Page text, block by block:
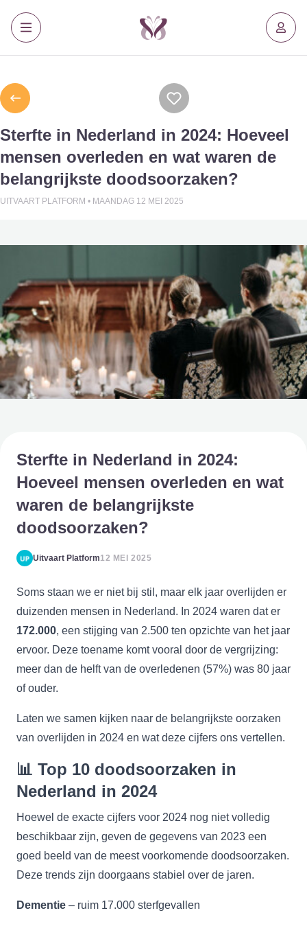
Sterfte in Nederland in 2024: Hoeveel
mensen overleden en wat waren de
belangrijkste doodsoorzaken?
UITVAART PLATFORM • MAANDAG 12 MEI 2025
Sterfte in Nederland in 2024:
Hoeveel mensen overleden en wat
waren de belangrijkste
doodsoorzaken?
Uitvaart Platform12 MEI 2025
Soms staan we er niet bij stil, maar elk jaar overlijden er
duizenden mensen in Nederland. In 2024 waren dat er
172.000, een stijging van 2.500 ten opzichte van het jaar
ervoor. Deze toename komt vooral door de vergrijzing:
meer dan de helft van de overledenen (57%) was 80 jaar
of ouder.
Laten we samen kijken naar de belangrijkste oorzaken
van overlijden in 2024 en wat deze cijfers ons vertellen.
📊 Top 10 doodsoorzaken in
Nederland in 2024
Hoewel de exacte cijfers voor 2024 nog niet volledig
beschikbaar zijn, geven de gegevens van 2023 een
goed beeld van de meest voorkomende doodsoorzaken.
Deze trends zijn doorgaans stabiel over de jaren.
Dementie – ruim 17.000 sterfgevallen